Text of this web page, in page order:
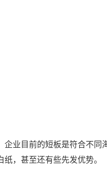
业目前的短板是符合不
，甚至还有些先发优势。